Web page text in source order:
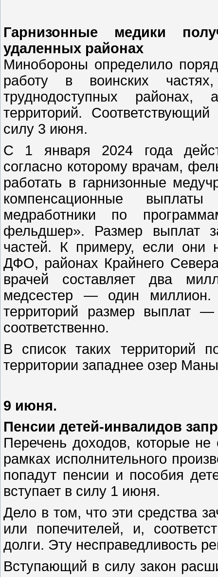
Гарнизонные медики
удаленных районах
Минобороны определило
работу в воинских
труднодоступных
территорий.
силу 3 июня.
С 1 января 2024 года
согласно которому врачам,
работать в гарнизонные
компенсационные
медработники по
фельдшер». Размер выплат
частей. К примеру, если они
ДФО, районах Крайнего
врачей составляет два
медсестер — один миллион.
территорий размер выплат
соответственно.
В список таких территорий
территории западнее озер
9 июня.
Пенсии детей-инвалидов
Перечень доходов, которые не
рамках исполнительного
попадут пенсии и пособия
вступает в силу 1 июня.
Дело в том, что эти средства
или попечителей, и,
долги. Эту несправедливость
Вступающий в силу закон